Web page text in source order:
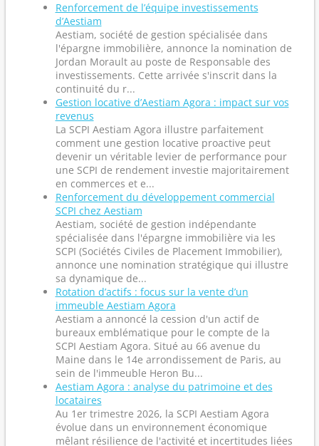
Renforcement de l’équipe investissements
d’Aestiam
Aestiam, société de gestion spécialisée dans
l'épargne immobilière, annonce la nomination de
Jordan Morault au poste de Responsable des
investissements. Cette arrivée s'inscrit dans la
continuité du r...
Gestion locative d’Aestiam Agora : impact sur vos
revenus
La SCPI Aestiam Agora illustre parfaitement
comment une gestion locative proactive peut
devenir un véritable levier de performance pour
une SCPI de rendement investie majoritairement
en commerces et e...
Renforcement du développement commercial
SCPI chez Aestiam
Aestiam, société de gestion indépendante
spécialisée dans l'épargne immobilière via les
SCPI (Sociétés Civiles de Placement Immobilier),
annonce une nomination stratégique qui illustre
sa dynamique de...
Rotation d’actifs : focus sur la vente d’un
immeuble Aestiam Agora
Aestiam a annoncé la cession d'un actif de
bureaux emblématique pour le compte de la
SCPI Aestiam Agora. Situé au 66 avenue du
Maine dans le 14e arrondissement de Paris, au
sein de l'immeuble Heron Bu...
Aestiam Agora : analyse du patrimoine et des
locataires
Au 1er trimestre 2026, la SCPI Aestiam Agora
évolue dans un environnement économique
mêlant résilience de l'activité et incertitudes liées